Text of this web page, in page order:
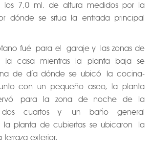
los 7,0 ml. de altura medidos por la
dónde se situa la entrada principal
fué para el garaje y las zonas de
la casa mientras la planta baja se
de día dónde se ubicó la cocina-
con un pequeño aseo, la planta
para la zona de noche de la
cuartos y un baño general
planta de cubiertas se ubicaron la
exterior.